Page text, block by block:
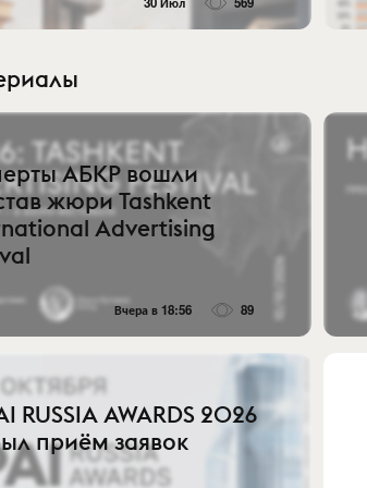
АБКР вошли
жюри Tashkent
Advertising
Вчера в 18:56 89
RUSSIA AWARDS 2026
приём заявок